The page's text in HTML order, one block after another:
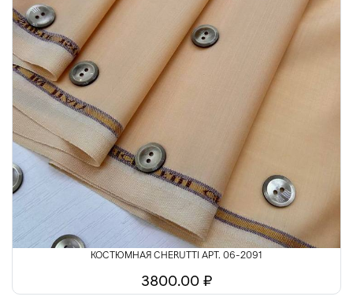
КОСТЮМНАЯ CHERUTTI АРТ. 06-2091
3800.00 ₽